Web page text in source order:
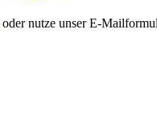
oder nutze unser E-